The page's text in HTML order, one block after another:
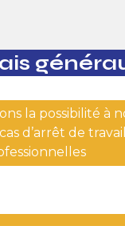
la possibilité à
d’arrêt de